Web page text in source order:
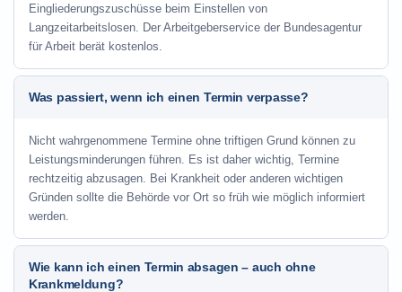
Eingliederungszuschüsse beim Einstellen von
Langzeitarbeitslosen. Der Arbeitgeberservice der Bundesagentur
für Arbeit berät kostenlos.
Was passiert, wenn ich einen Termin verpasse?
Nicht wahrgenommene Termine ohne triftigen Grund können zu
Leistungsminderungen führen. Es ist daher wichtig, Termine
rechtzeitig abzusagen. Bei Krankheit oder anderen wichtigen
Gründen sollte die Behörde vor Ort so früh wie möglich informiert
werden.
Wie kann ich einen Termin absagen – auch ohne
Krankmeldung?